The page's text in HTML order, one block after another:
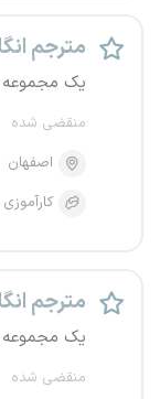
مترجم
یک مجموعه
منقضی شده
اصفهان
کارآموزی
مترجم
یک مجموعه
منقضی شده